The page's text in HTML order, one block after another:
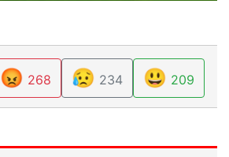
209
😃
234
😥
268
😡